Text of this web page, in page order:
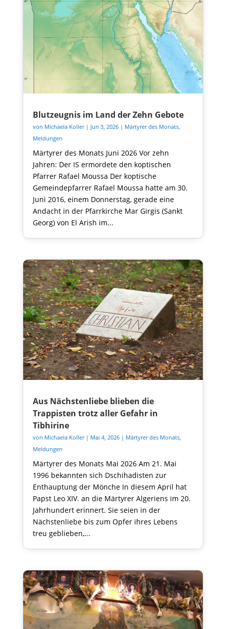
Blutzeugnis im Land der Zehn Gebote
von Michaela Koller| Jun 3, 2026| Märtyrer des Monats,
Meldungen
Märtyrer des Monats Juni 2026 Vor zehn
Jahren: Der IS ermordete den koptischen
Pfarrer Rafael Moussa Der koptische
Gemeindepfarrer Rafael Moussa hatte am 30.
Juni 2016, einem Donnerstag, gerade eine
Andacht in der Pfarrkirche Mar Girgis (Sankt
Georg) von El Arish im...
Aus Nächstenliebe blieben die
Trappisten trotz aller Gefahr in
Tibhirine
von Michaela Koller| Mai 4, 2026| Märtyrer des Monats,
Meldungen
Märtyrer des Monats Mai 2026 Am 21. Mai
1996 bekannten sich Dschihadisten zur
Enthauptung der Mönche In diesem April hat
Papst Leo XIV. an die Märtyrer Algeriens im 20.
Jahrhundert erinnert. Sie seien in der
Nächstenliebe bis zum Opfer ihres Lebens
treu geblieben,...